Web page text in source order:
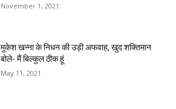
November 1, 2021
मुकेश खन्ना के निधन की उड़ी अफवाह, खुद शक्तिमान
बोले- मैं बिल्कुल ठीक हूं
May 11, 2021